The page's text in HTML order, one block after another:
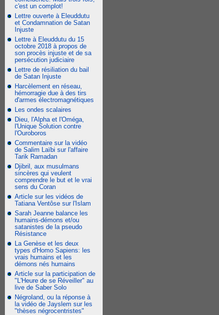
c'est un complot!
Lettre ouverte à Eleuddutu
et Condamnation de Satan
Injuste
Lettre à Eleuddutu du 15
octobre 2018 à propos de
son procès injuste et de sa
persécution judiciaire
Lettre de résiliation du bail
de Satan Injuste
Harcèlement en réseau,
hémorragie due à des tirs
d'armes électromagnétiques
Les ondes scalaires
Dieu, l'Alpha et l'Oméga,
l'Unique Solution contre
l'Ouroboros
Commentaire sur la vidéo
de Salim Laïbi sur l'affaire
Tarik Ramadan
Djibril, aux musulmans
sincères qui veulent
comprendre le but et le vrai
sens du Coran
Article sur les vidéos de
Tatiana Ventôse sur l'Islam
Sarah Jeanne balance les
humains-démons et/ou
satanistes de la pseudo
Résistance
La Genèse et les deux
types d'Homo Sapiens: les
vrais humains et les
démons nés humains
Article sur la participation de
"L'Heure de se Réveiller" au
live de Saber Solo
Négroland, ou la réponse à
la vidéo de Jayslem sur les
"thèses négrocentristes"